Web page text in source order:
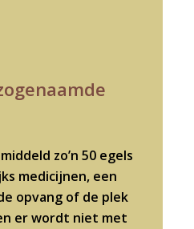
zo’n 50 egels
medicijnen, een
opvang of de plek
er wordt niet met